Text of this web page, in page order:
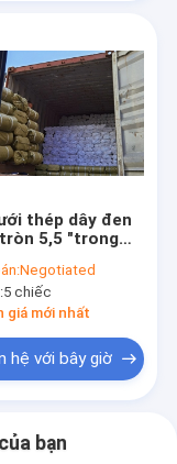
thép dây đen
5,5 "trong
suNegotiated
5 chiếc
giá mới nhất
hệ với bây giờ
bạn